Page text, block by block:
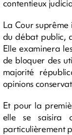
contentieux
La Cour
du débat public,
Elle examinera
de bloquer des
majorité
opinions
Et pour la
elle se saisira
particulièrement